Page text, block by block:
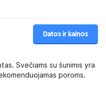
Datos ir kainos
Svečiams su šunimis yra
poroms.